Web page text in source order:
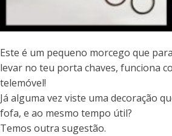
Este é um pequeno morcego que
levar no teu porta chaves, funciona
telemóvel!
Já alguma vez viste uma decoração
fofa, e ao mesmo tempo útil?
Temos outra sugestão.